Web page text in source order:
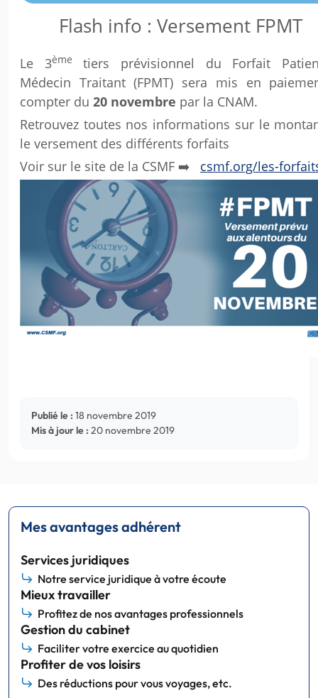
Flash info : Versement FPMT
Le 3ème
tiers prévisionnel du Forfait
Médecin Traitant (FPMT) sera mis en
compter du 20 novembre par la CNAM.
Retrouvez toutes nos informations sur le
le versement des différents forfaits
Voir sur le site de la CSMF ➡️ csmf.org/les-
Publié le : 18 novembre 2019
Mis à jour le : 20 novembre 2019
Mes avantages adhérent
Services juridiques
Notre service juridique à votre écoute
Mieux travailler
Profitez de nos avantages professionnels
Gestion du cabinet
Faciliter votre exercice au quotidien
Profiter de vos loisirs
Des réductions pour vous voyages, etc.